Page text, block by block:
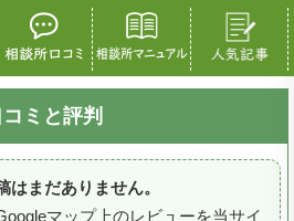
ミと評判
はまだありません。
マップ上のレビューを当サイ